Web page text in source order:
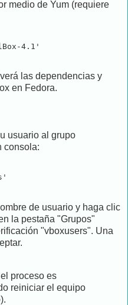
medio de Yum (requiere
4.1'
las dependencias y
en Fedora.
usuario al grupo
consola:
de usuario y haga clic
la pestaña "Grupos"
"vboxusers". Una
proceso es
reiniciar el equipo